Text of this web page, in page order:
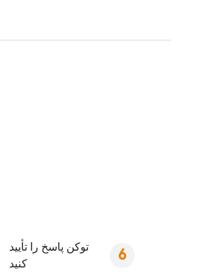
توکن پاسخ را تأیید
کنید